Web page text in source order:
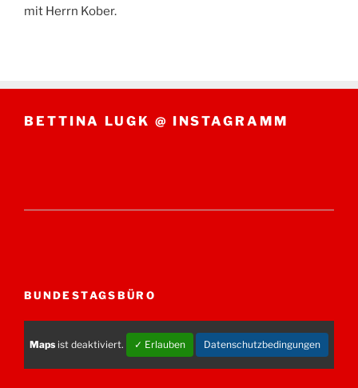
mit Herrn Kober.
BETTINA LUGK @ INSTAGRAMM
BUNDESTAGSBÜRO
Maps ist deaktiviert. ✓ Erlauben Datenschutzbedingungen